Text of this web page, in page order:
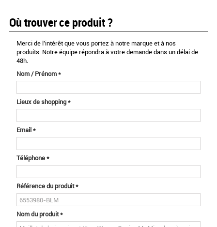
Où trouver ce produit ?
Merci de l'intérêt que vous portez à notre marque et à nos
produits. Notre équipe répondra à votre demande dans un délai de
48h.
Nom / Prénom*
Lieux de shopping*
Email*
Téléphone*
Référence du produit*
Nom du produit*